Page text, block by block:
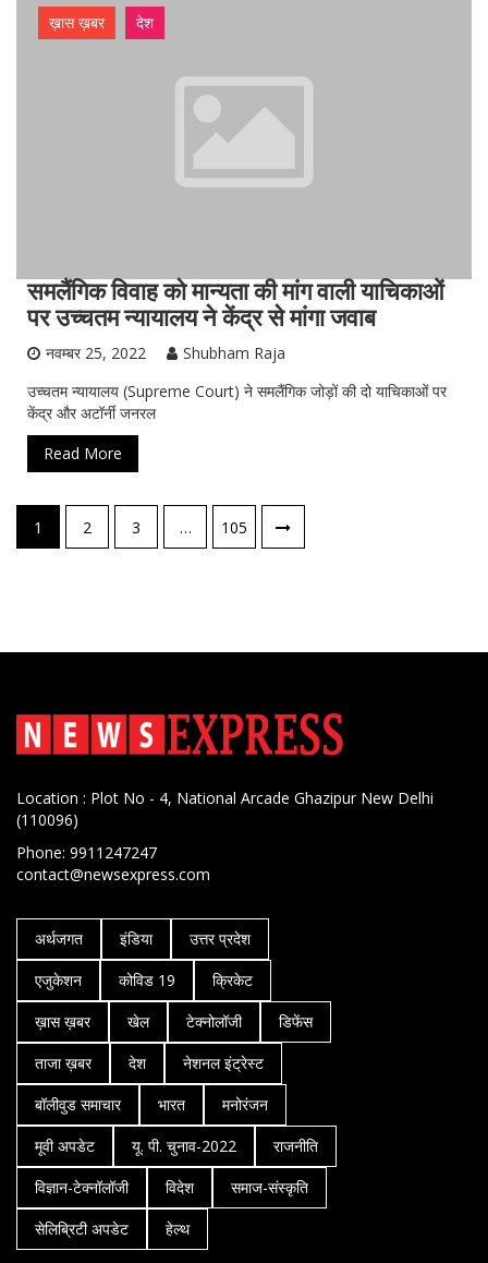
ख़ास ख़बर देश
समलैंगिक विवाह को मान्यता की मांग वाली याचिकाओं
पर उच्चतम न्यायालय ने केंद्र से मांगा जवाब
नवम्बर 25, 2022
Shubham Raja
उच्चतम न्यायालय (Supreme Court) ने समलैंगिक जोड़ों की दो याचिकाओं पर
केंद्र और अटॉर्नी जनरल
Read More
पोस्ट्स
नेविगेशन
1 2 3 … 105
Location : Plot No - 4, National Arcade Ghazipur New Delhi
(110096)
Phone: 9911247247
contact@newsexpress.com
अर्थजगत इंडिया
उत्तर प्रदेश
एजुकेशन
कोविड 19
क्रिकेट
ख़ास ख़बर
खेल टेक्नोलॉजी
डिफेंस
ताजा ख़बर
देश
नेशनल इंट्रेस्ट
बॉलीवुड समाचार
भारत
मनोरंजन
मूवी अपडेट
यू. पी. चुनाव-2022
राजनीति
विज्ञान-टेक्नॉलॉजी
विदेश
समाज-संस्कृति
सेलिब्रिटी अपडेट
हेल्थ